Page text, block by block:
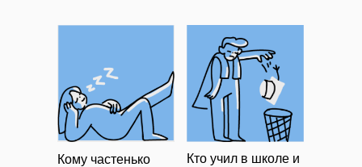
Кому частенько
Кто учил в школе и